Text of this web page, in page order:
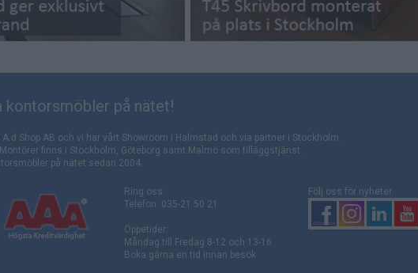
kontorsmöbler på nätet!
Shop AB och vi har vårt Showroom i Halmstad och via partner i Stockholm.
finns i Stockholm, Göteborg samt Malmö som tilläggstjänst.
på nätet sedan 2004.
Ring oss:
Telefon: 035-21 50 21
Öppetider:
Måndag till Fredag 8-12 och 13-16
Boka gärna en tid innan besök
Följ oss för nyheter